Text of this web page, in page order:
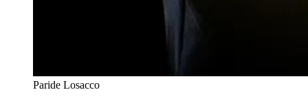
Paride Losacco